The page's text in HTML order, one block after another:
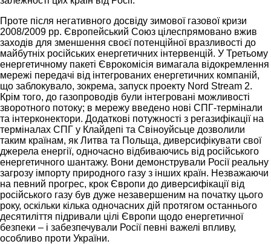
Проте після негативного досвіду зимової газової кризи
2008/2009 рр. Європейський Союз цілеспрямовано вжив
заходів для зменшення своєї потенційної вразливості до
майбутніх російських енергетичних інтервенцій. У Третьому
енергетичному пакеті Єврокомісія вимагала відокремлення
мережі передачі від інтегрованих енергетичних компаній,
що заблокувало, зокрема, запуск проекту Nord Stream 2.
Крім того, до газопроводів були інтегровані можливості
зворотного потоку; в мережу введено нові СПГ-термінали
та інтерконектори. Додаткові потужності з регазифікації на
терміналах СПГ у Клайдепі та Свіноуйсьце дозволили
таким країнам, як Литва та Польща, диверсифікувати свої
джерела енергії, одночасно відбиваючись від російського
енергетичного шантажу. Вони демонстрували Росії реальну
загрозу імпорту природного газу з інших країн. Незважаючи
на певний прогрес, крок Європи до диверсифікації від
російського газу був дуже незавершеним на початку цього
року, оскільки кілька одночасних дій протягом останнього
десятиліття підривали цілі Європи щодо енергетичної
безпеки – і забезпечували Росії певні важелі впливу,
особливо проти України.